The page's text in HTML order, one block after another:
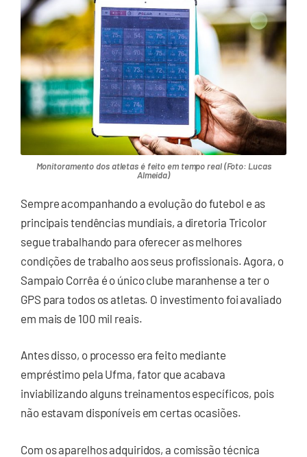
Monitoramento dos atletas é feito em tempo real (Foto: Lucas
Almeida)
Sempre acompanhando a evolução do futebol e as
principais tendências mundiais, a diretoria Tricolor
segue trabalhando para oferecer as melhores
condições de trabalho aos seus profissionais. Agora, o
Sampaio Corrêa é o único clube maranhense a ter o
GPS para todos os atletas. O investimento foi avaliado
em mais de 100 mil reais.
Antes disso, o processo era feito mediante
empréstimo pela Ufma, fator que acabava
inviabilizando alguns treinamentos específicos, pois
não estavam disponíveis em certas ocasiões.
Com os aparelhos adquiridos, a comissão técnica